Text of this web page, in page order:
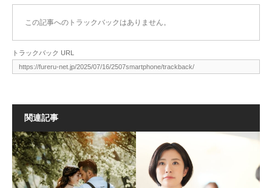
この記事へのトラックバックはありません。
トラックバック URL
関連記事